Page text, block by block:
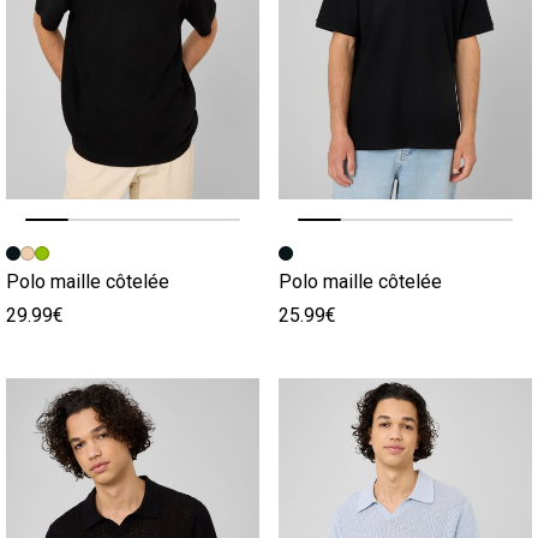
Image précédente
Image suivante
Polo maille côtelée
29.99€
Image précédente
Image suivante
Polo maille côtelée
25.99€